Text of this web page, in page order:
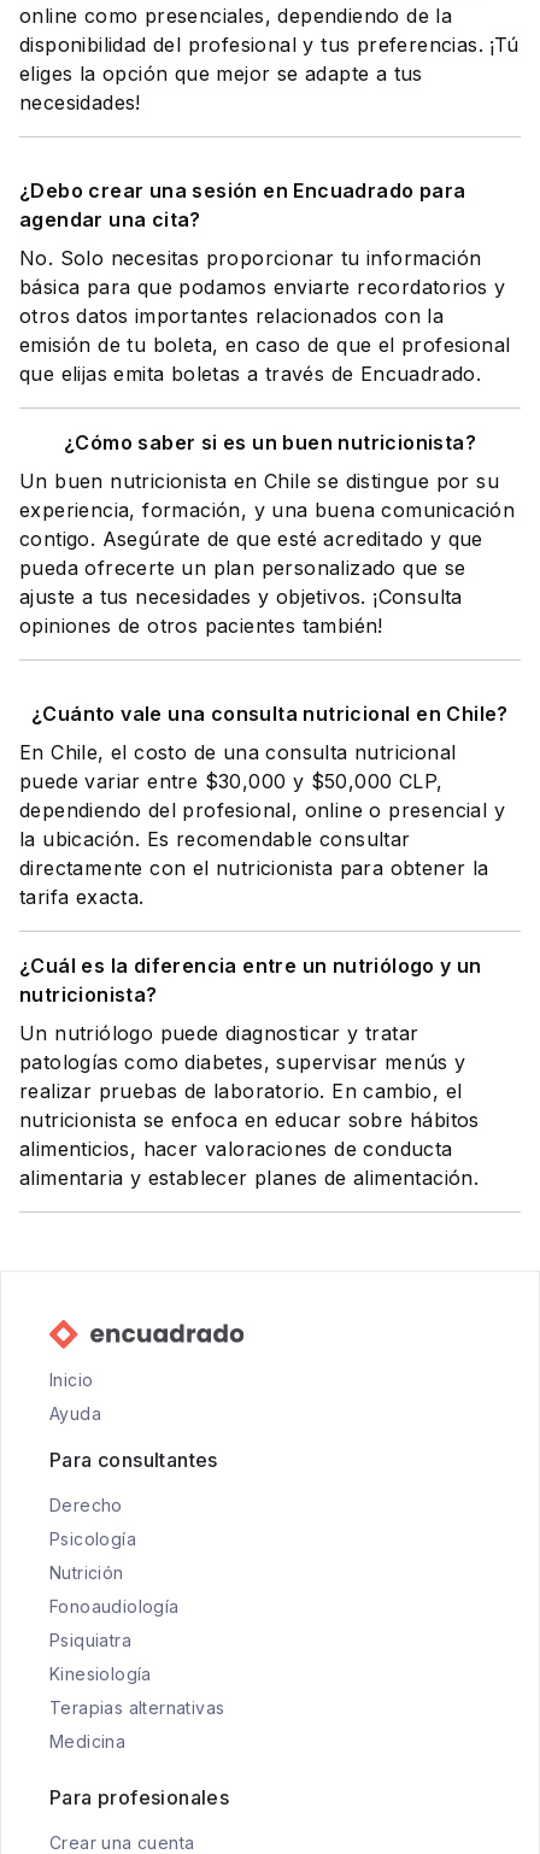
online como presenciales, dependiendo de la
disponibilidad del profesional y tus preferencias. ¡Tú
eliges la opción que mejor se adapte a tus
necesidades!
¿Debo crear una sesión en Encuadrado para
agendar una cita?
No. Solo necesitas proporcionar tu información
básica para que podamos enviarte recordatorios y
otros datos importantes relacionados con la
emisión de tu boleta, en caso de que el profesional
que elijas emita boletas a través de Encuadrado.
¿Cómo saber si es un buen nutricionista?
Un buen nutricionista en Chile se distingue por su
experiencia, formación, y una buena comunicación
contigo. Asegúrate de que esté acreditado y que
pueda ofrecerte un plan personalizado que se
ajuste a tus necesidades y objetivos. ¡Consulta
opiniones de otros pacientes también!
¿Cuánto vale una consulta nutricional en Chile?
En Chile, el costo de una consulta nutricional
puede variar entre $30,000 y $50,000 CLP,
dependiendo del profesional, online o presencial y
la ubicación. Es recomendable consultar
directamente con el nutricionista para obtener la
tarifa exacta.
¿Cuál es la diferencia entre un nutriólogo y un
nutricionista?
Un nutriólogo puede diagnosticar y tratar
patologías como diabetes, supervisar menús y
realizar pruebas de laboratorio. En cambio, el
nutricionista se enfoca en educar sobre hábitos
alimenticios, hacer valoraciones de conducta
alimentaria y establecer planes de alimentación.
Inicio
Ayuda
Para consultantes
Derecho
Psicología
Nutrición
Fonoaudiología
Psiquiatra
Kinesiología
Terapias alternativas
Medicina
Para profesionales
Crear una cuenta